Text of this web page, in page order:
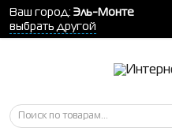
Ваш город: Эль-Монте
выбрать другой